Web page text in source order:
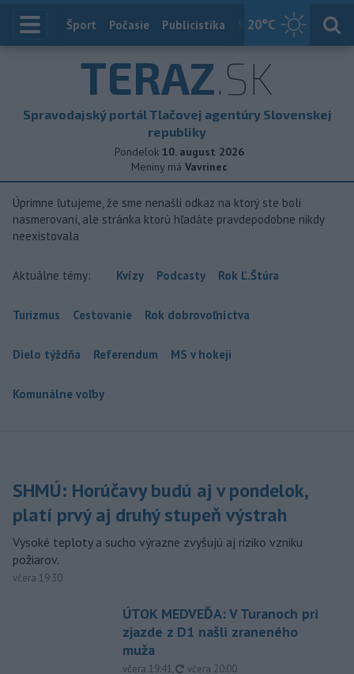
20°C
Index
Šport Počasie Publicistika Slovensko
TERAZ.SK
Spravodajský portál Tlačovej agentúry Slovenskej
republiky
Pondelok 10. august 2026
Meniny má Vavrinec
Úprimne ľutujeme, že sme nenašli odkaz na ktorý ste boli
nasmerovaní, ale stránka ktorú hľadáte pravdepodobne nikdy
neexistovala
Aktuálne témy: Kvízy Podcasty Rok Ľ.Štúra
Turizmus Cestovanie Rok dobrovoľníctva
Dielo týždňa Referendum MS v hokeji
Komunálne voľby
SHMÚ: Horúčavy budú aj v pondelok,
platí prvý aj druhý stupeň výstrah
Vysoké teploty a sucho výrazne zvyšujú aj riziko vzniku
požiarov.
včera 19:30
ÚTOK MEDVEĎA: V Turanoch pri
zjazde z D1 našli zraneného
muža
včera 19:41, aktualizované
včera 20:00